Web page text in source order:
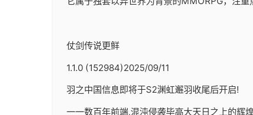
仗剑传说更鲜
1.1.0 (152984)2025/09/11
羽之中国信息即将于S2渊虹邂羽收尾后开启!
一一数百年前端,混沌侵袭毕高大天日之上的辉煌